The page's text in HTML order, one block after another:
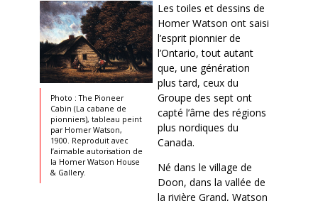
Photo : The Pioneer
Cabin (La cabane de
pionniers), tableau peint
par Homer Watson,
1900. Reproduit avec
l’aimable autorisation de
la Homer Watson House
& Gallery.
Les toiles et dessins de
Homer Watson ont saisi
l’esprit pionnier de
l’Ontario, tout autant
que, une génération
plus tard, ceux du
Groupe des sept ont
capté l’âme des régions
plus nordiques du
Canada.
Né dans le village de
Doon, dans la vallée de
la rivière Grand, Watson